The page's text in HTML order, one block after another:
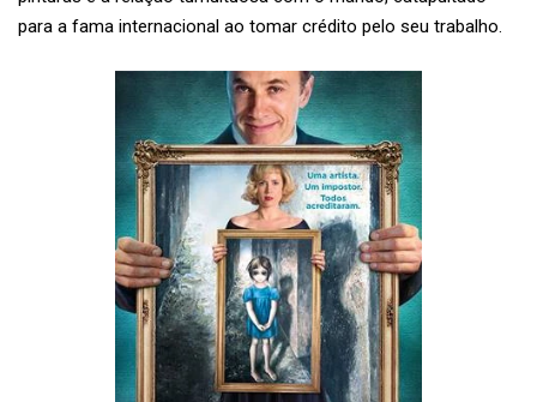
para a fama internacional ao tomar crédito pelo seu trabalho.